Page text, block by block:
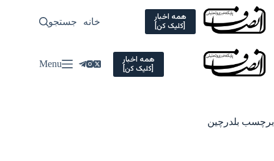
Skip
content
همه اخبار
[کلیک کن] خانه سیاسی
جستجو
همه اخبار
[کلیک کن] Menu
برچسب بلدرچین